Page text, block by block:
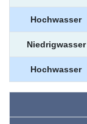
Hochwasser
Niedrigwasser
Hochwasser